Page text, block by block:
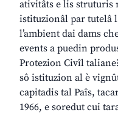
ativitâts e lis struturis
istituzionâl par tutelâ
l’ambient dai dams
events a puedin
Protezion Civîl
sô istituzion al è
capitadis tal Paîs,
1966, e soredut cui